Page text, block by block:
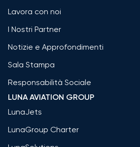
Lavora con noi
I Nostri Partner
Notizie e Approfondimenti
Sala Stampa
Responsabilità Sociale
LUNA AVIATION GROUP
LunaJets
LunaGroup Charter